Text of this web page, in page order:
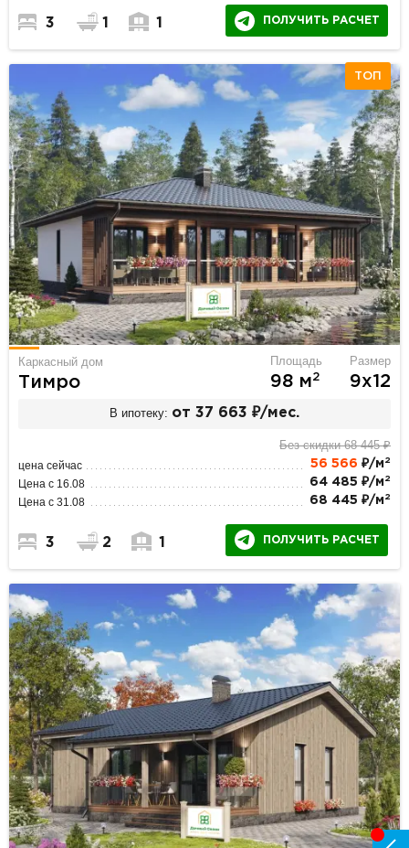
3 1 1 ПОЛУЧИТЬ РАСЧЕТ
ТОП
Каркасный дом
Тимро
Площадь
98 м2
Размер
9х12
В ипотеку: от 37 663 ₽/мес.
Без скидки 68 445 ₽
цена сейчас 56 566 ₽/м 2
Цена с 16.08 64 485 ₽/м 2
Цена с 31.08 68 445 ₽/м 2
3 2 1 ПОЛУЧИТЬ РАСЧЕТ